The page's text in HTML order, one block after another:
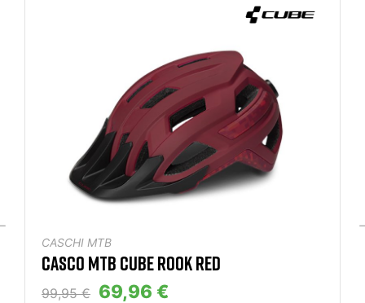
CASCHI MTB
CASCO MTB CUBE ROOK RED
99,95 € 69,96 €